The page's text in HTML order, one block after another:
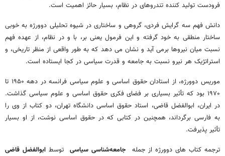
فرودست تولید کننده تندروهای در نظام، بسیار حائز اهمیت است.
دانش فهم سه گرایش فردی، گروهی و ساختاری در شیوه تحلیلی دوورژه به خوبی
ساختار منطقی به خود گرفته و این فرمول یعنی بر، با و در نظام، از عهده فهم
نسبت میان نیروها برمی آید و نشان می دهد که به طور واقعی از منظر تاریخی، و
استراتژیک هر نیرو نسبت به جامعه و قدرت سیاسی در کجا ایستاده است.
موریس دوورژه، از استادان حقوق ‌اساسی و علوم ‌سیاسی فرانسه در دهه ۱۹۵۰ تا
۱۹۷۰ بود که تأثیر بسیاری بر فضای فکری حقوق ‌اساسی و علوم‌ سیاسی گذاشت.
در ایران، ابوالفضل قاضی، استاد حقوق‌ اساسی دانشگاه تهران، دو کتاب از وی را
به ‌فارسی برگرداند، همچنین در کتابی که در حقوق ‌اساسی نوشت، از او بسیار
تأثیر پذیرفت.
ترجمه کتاب های دوورژه از جملهجامعه‌شناسی سیاسیتوسط ابوالفضل قاضی